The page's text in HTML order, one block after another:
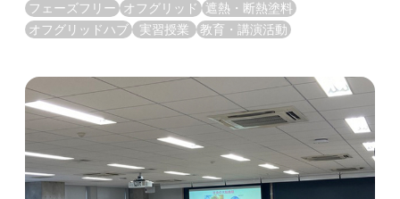
フェーズフリー
オフグリッド
遮熱・断熱塗料
オフグリッドハブ
実習授業 教育・講演活動